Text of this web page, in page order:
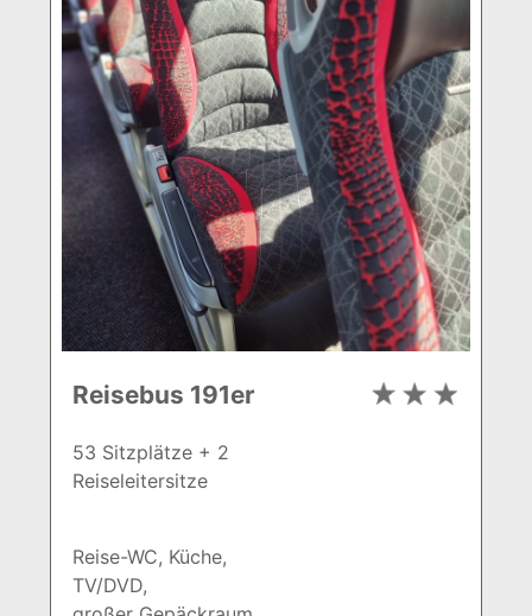
Reisebus 191er
53 Sitzplätze + 2
Reiseleitersitze
Reise-WC, Küche,
TV/DVD,